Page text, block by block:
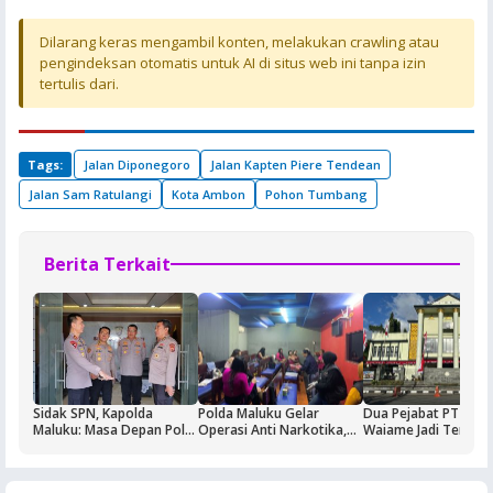
Dilarang keras mengambil konten, melakukan crawling atau
pengindeksan otomatis untuk AI di situs web ini tanpa izin
tertulis dari.
Tags: Jalan Diponegoro
Jalan Kapten Piere Tendean
Jalan Sam Ratulangi
Kota Ambon Pohon Tumbang
Berita Terkait
Sidak SPN, Kapolda
Maluku: Masa Depan Polri
Polda Maluku Gelar
Operasi Anti Narkotika,
Dua Pejabat PT Dok
Waiame Jadi